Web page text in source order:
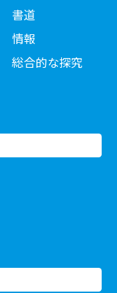
書道
情報
総合的な探究